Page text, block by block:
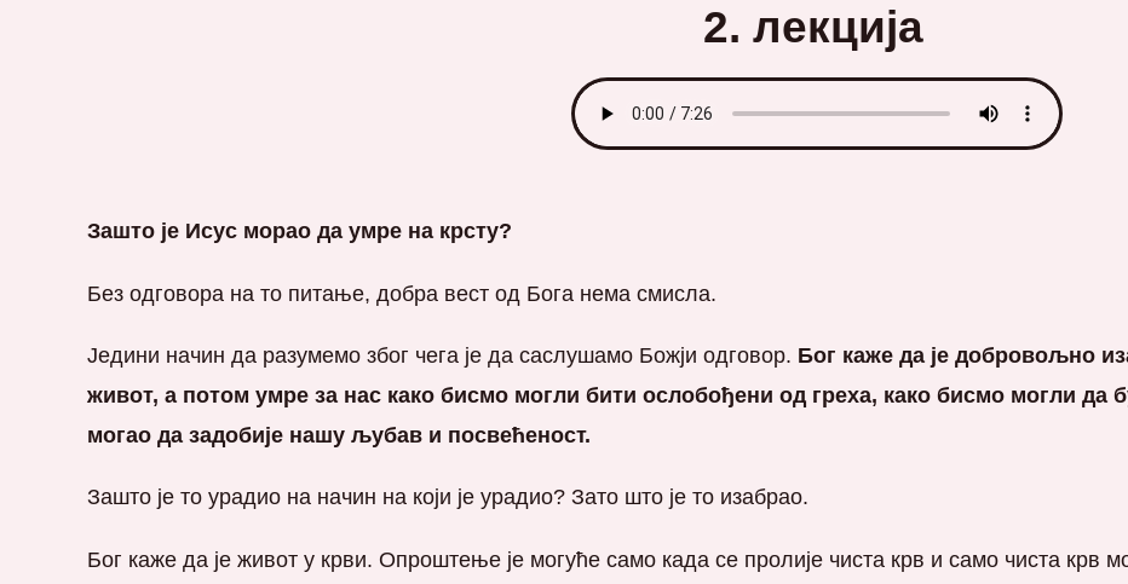
2. лекција
Зашто је Исус морао да умре на крсту?
Без одговора на то питање, добра вест од Бога нема смисла.
Једини начин да разумемо због чега је да саслушамо Божји одговор. Бог каже да је добровољно
живот, а потом умре за нас како бисмо могли бити ослобођени од греха, како бисмо могли
могао да задобије нашу љубав и посвећеност.
Зашто је то урадио на начин на који је урадио? Зато што је то изабрао.
Бог каже да је живот у крви. Опроштење је могуће само када се пролије чиста крв и само чиста крв